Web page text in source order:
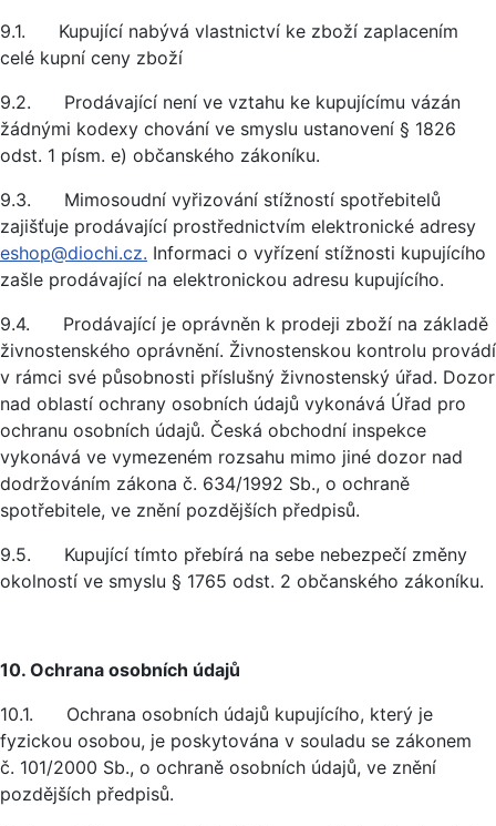
9.1. Kupující nabývá vlastnictví ke zboží zaplacením
celé kupní ceny zboží
9.2. Prodávající není ve vztahu ke kupujícímu vázán
žádnými kodexy chování ve smyslu ustanovení § 1826
odst. 1 písm. e) občanského zákoníku.
9.3. Mimosoudní vyřizování stížností spotřebitelů
zajišťuje prodávající prostřednictvím elektronické adresy
eshop@diochi.cz. Informaci o vyřízení stížnosti kupujícího
zašle prodávající na elektronickou adresu kupujícího.
9.4. Prodávající je oprávněn k prodeji zboží na základě
živnostenského oprávnění. Živnostenskou kontrolu provádí
v rámci své působnosti příslušný živnostenský úřad. Dozor
nad oblastí ochrany osobních údajů vykonává Úřad pro
ochranu osobních údajů. Česká obchodní inspekce
vykonává ve vymezeném rozsahu mimo jiné dozor nad
dodržováním zákona č. 634/1992 Sb., o ochraně
spotřebitele, ve znění pozdějších předpisů.
9.5. Kupující tímto přebírá na sebe nebezpečí změny
okolností ve smyslu § 1765 odst. 2 občanského zákoníku.
10. Ochrana osobních údajů
10.1. Ochrana osobních údajů kupujícího, který je
fyzickou osobou, je poskytována v souladu se zákonem
č. 101/2000 Sb., o ochraně osobních údajů, ve znění
pozdějších předpisů.